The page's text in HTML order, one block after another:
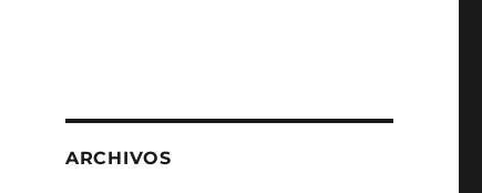
ARCHIVOS